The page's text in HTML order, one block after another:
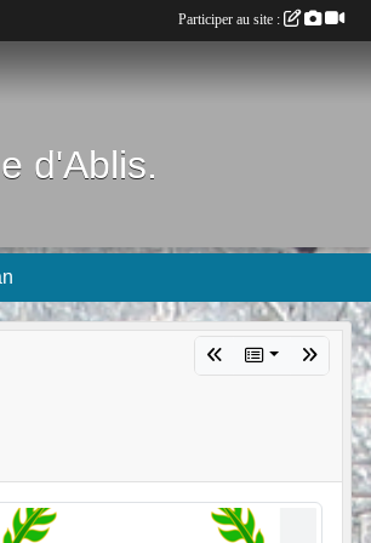
d'Ablis.
Participer au site :